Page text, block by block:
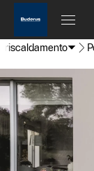
riscaldamento